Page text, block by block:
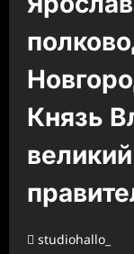
Князь
studiohallo_